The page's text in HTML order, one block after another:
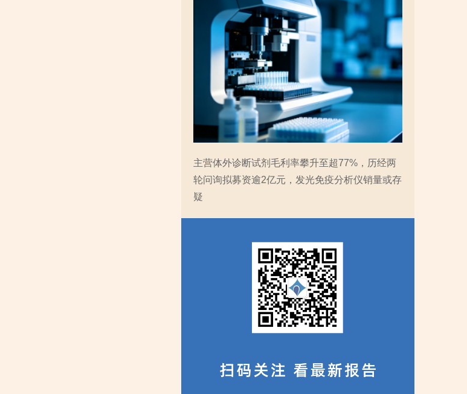
主营体外诊断试剂毛利率攀升至超77%，历经两
轮问询拟募资逾2亿元，发光免疫分析仪销量或存
疑